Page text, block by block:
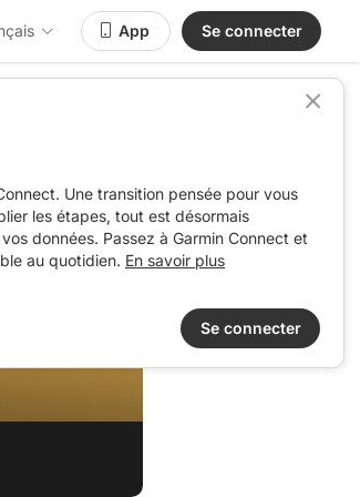
App Se connecter
Une transition pensée pour vous
les étapes, tout est désormais
données. Passez à Garmin Connect et
au quotidien. En savoir plus
Se connecter